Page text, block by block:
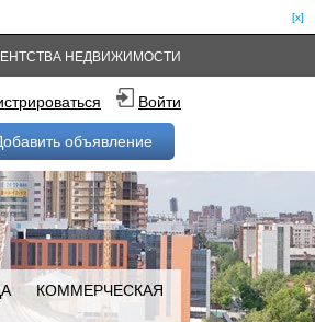
[x]
НЕДВИЖИМОСТИ
Войти
объявление
КОММЕРЧЕСКАЯ